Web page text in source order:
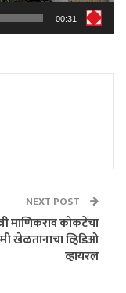
00:31
NEXT POST
माणिकराव कोकटेंचा
खेळतानाचा व्हिडिओ
व्हायरल